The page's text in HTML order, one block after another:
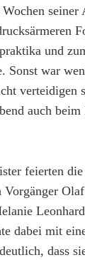
und
Sonst war
verteidigen
auch
feierten die
Vorgänger
dabei mit
dass